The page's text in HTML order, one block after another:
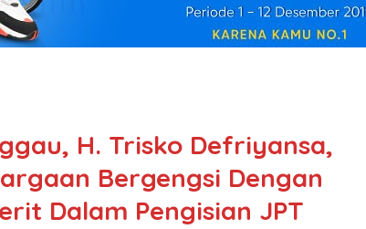
H. Trisko Defriyansa,
Bergengsi Dengan
Dalam Pengisian JPT